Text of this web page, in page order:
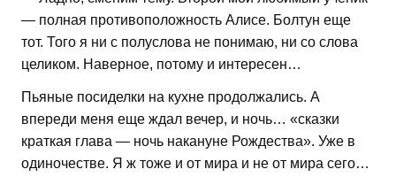
— полная противоположность Алисе. Болтун еще
тот. Того я ни с полуслова не понимаю, ни со слова
целиком. Наверное, потому и интересен…
Пьяные посиделки на кухне продолжались. А
впереди меня еще ждал вечер, и ночь… «сказки
краткая глава — ночь накануне Рождества». Уже в
одиночестве. Я ж тоже и от мира и не от мира сего…